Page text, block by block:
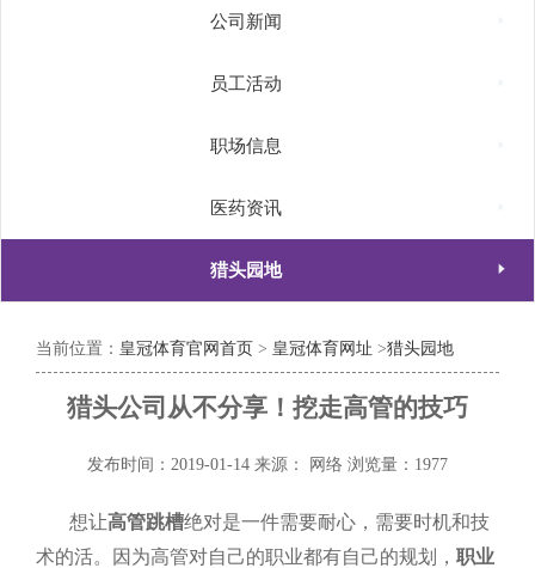
公司新闻
员工活动
职场信息
医药资讯
猎头园地 
当前位置： 皇冠体育官网首页 > 皇冠体育网址 >猎头园地
猎头公司从不分享！挖走高管的技巧
发布时间：2019-01-14 来源： 网络 浏览量：1977
想让高管跳槽绝对是一件需要耐心，需要时机和技
术的活。因为高管对自己的职业都有自己的规划， 职业